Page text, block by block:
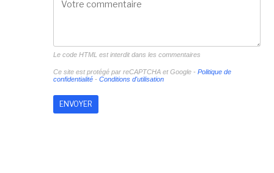
Le code HTML est interdit dans les commentaires
Ce site est protégé par reCAPTCHA et Google - Politique de
confidentialité- Conditions d'utilisation